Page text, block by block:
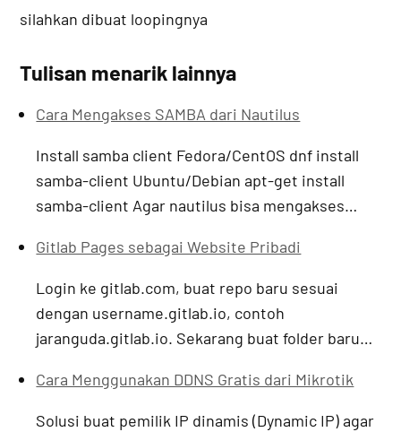
silahkan dibuat loopingnya
Tulisan menarik lainnya
Cara Mengakses SAMBA dari Nautilus
Install samba client Fedora/CentOS dnf install
samba-client Ubuntu/Debian apt-get install
samba-client Agar nautilus bisa mengakses…
Gitlab Pages sebagai Website Pribadi
Login ke gitlab.com, buat repo baru sesuai
dengan username.gitlab.io, contoh
jaranguda.gitlab.io. Sekarang buat folder baru…
Cara Menggunakan DDNS Gratis dari Mikrotik
Solusi buat pemilik IP dinamis (Dynamic IP) agar